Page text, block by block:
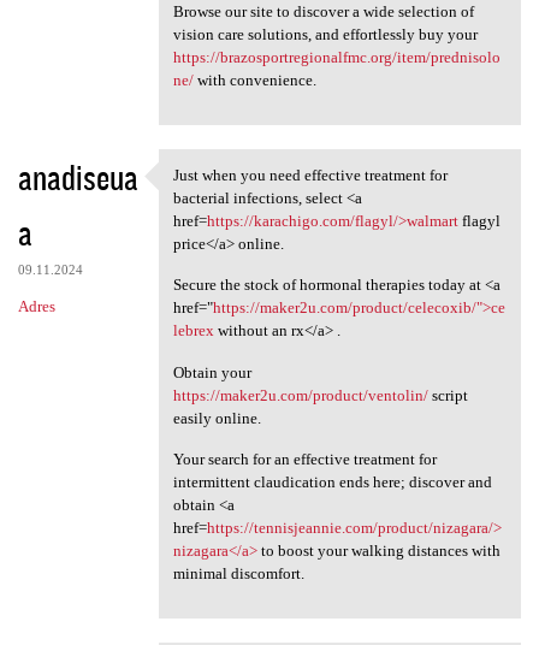
Browse our site to discover a wide selection of
vision care solutions, and effortlessly buy your
https://brazosportregionalfmc.org/item/prednisolo
ne/with convenience.
anadiseua
a
09.11.2024
Adres
Just when you need effective
Just when you need effective treatment for
bacterial infections, select <a
href=https://karachigo.com/flagyl/>walmartflagyl
price</a> online.
Secure the stock of hormonal therapies today at <a
href="https://maker2u.com/product/celecoxib/">ce
lebrexwithout an rx</a> .
Obtain your
https://maker2u.com/product/ventolin/script
easily online.
Your search for an effective treatment for
intermittent claudication ends here; discover and
obtain <a
href=https://tennisjeannie.com/product/nizagara/>
nizagara</a>to boost your walking distances with
minimal discomfort.